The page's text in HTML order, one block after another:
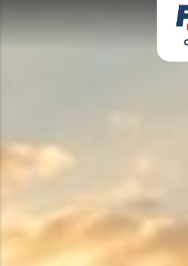
zevki doruklarda yaşatan olgun